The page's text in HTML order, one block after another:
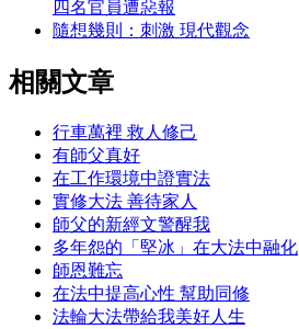
四名官員遭惡報
隨想幾則：刺激 現代觀念
相關文章
行車萬裡 救人修己
有師父真好
在工作環境中證實法
實修大法 善待家人
師父的新經文警醒我
多年怨的「堅冰」在大法中融化
師恩難忘
在法中提高心性 幫助同修
法輪大法帶給我美好人生